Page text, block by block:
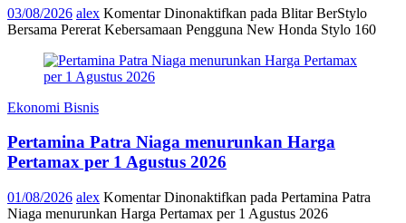
03/08/2026 alex Komentar Dinonaktifkan pada Blitar BerStylo
Bersama Pererat Kebersamaan Pengguna New Honda Stylo 160
Ekonomi Bisnis
Pertamina Patra Niaga menurunkan Harga
Pertamax per 1 Agustus 2026
01/08/2026 alex Komentar Dinonaktifkan pada Pertamina Patra
Niaga menurunkan Harga Pertamax per 1 Agustus 2026